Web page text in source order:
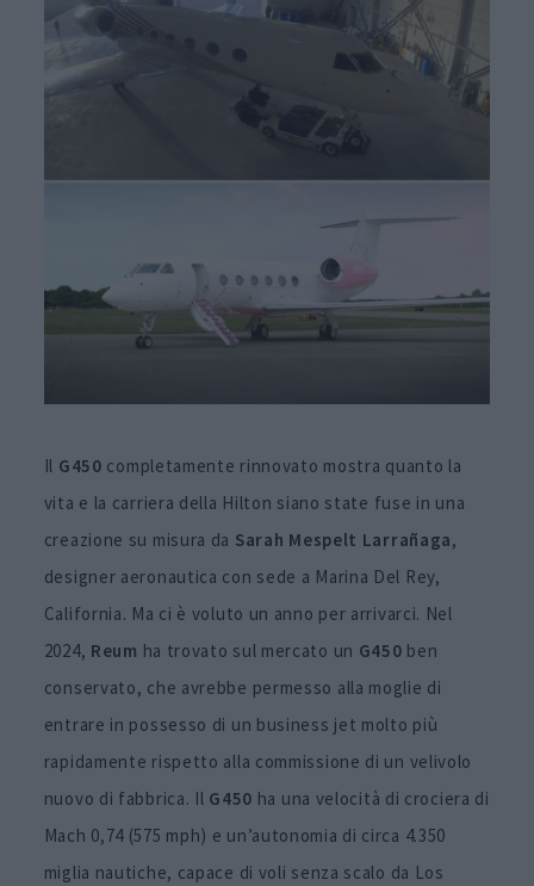
Il G450 completamente rinnovato mostra quanto la
vita e la carriera della Hilton siano state fuse in una
creazione su misura da Sarah Mespelt Larrañaga,
designer aeronautica con sede a Marina Del Rey,
California. Ma ci è voluto un anno per arrivarci. Nel
2024, Reum ha trovato sul mercato un G450 ben
conservato, che avrebbe permesso alla moglie di
entrare in possesso di un business jet molto più
rapidamente rispetto alla commissione di un velivolo
nuovo di fabbrica. Il G450 ha una velocità di crociera di
Mach 0,74 (575 mph) e un’autonomia di circa 4.350
miglia nautiche, capace di voli senza scalo da Los